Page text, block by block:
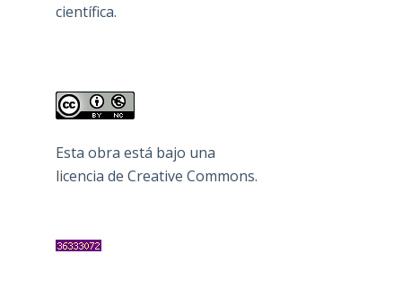
científica.
Esta obra está bajo una
licencia de Creative Commons.